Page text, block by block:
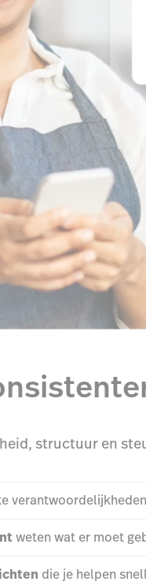
structuur en
weten wat er moet
die je helpen